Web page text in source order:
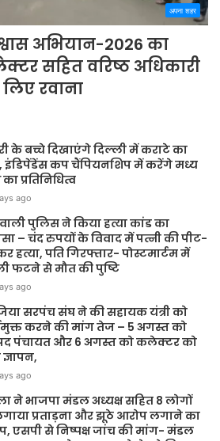
अपना शहर
अभियान-2026 का
सहित वरिष्ठ अधिकारी
रवाना
के बच्चे दिखाएंगे दिल्ली में कराटे का
इंडिपेंडेंस कप चैंपियनशिप में करेंगे मध्य
प्रतिनिधित्व
ago
पुलिस ने किया हत्या कांड का
– चंद रुपयों के विवाद में पत्नी की पीट-
हत्या, पति गिरफ्तार- पोस्टमार्टम में
फटने से मौत की पुष्टि
ago
सरपंच संघ ने की सहायक यंत्री को
करने की मांग तेज – 5 अगस्त को
पंचायत और 6 अगस्त को कलेक्टर को
ज्ञापन,
ago
ने भाजपा मंडल अध्यक्ष सहित 8 लोगों
प्रताड़ना और झूठे आरोप लगाने का
एसपी से निष्पक्ष जांच की मांग- मंडल